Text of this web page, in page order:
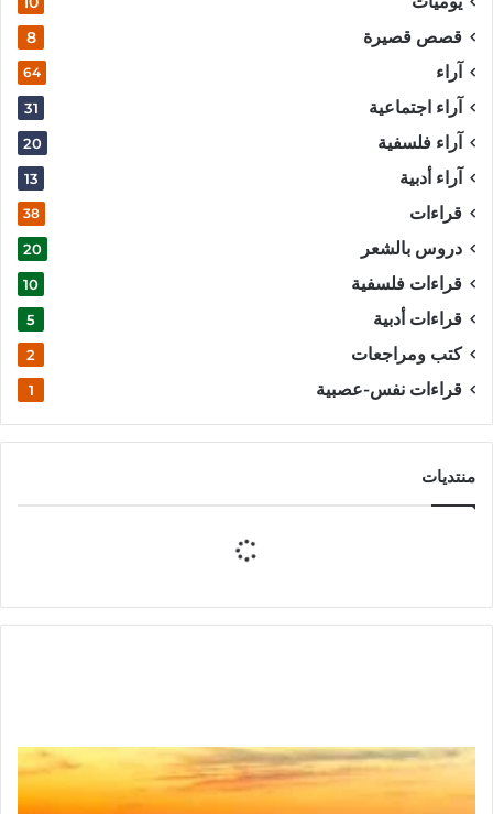
قصص قصيرة 8
آراء 64
آراء اجتماعية 31
آراء فلسفية 20
آراء أدبية 13
قراءات 38
دروس بالشعر 20
قراءات فلسفية 10
قراءات أدبية 5
كتب ومراجعات 2
قراءات نفس-عصبية 1
منتديات